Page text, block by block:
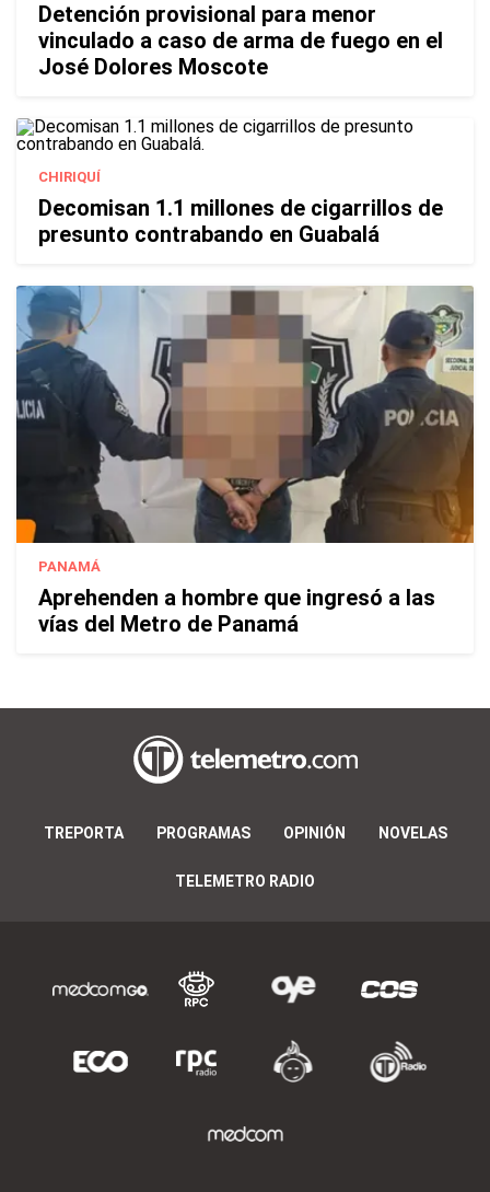
Detención provisional para menor
vinculado a caso de arma de fuego en el
José Dolores Moscote
CHIRIQUÍ
Decomisan 1.1 millones de cigarrillos de
presunto contrabando en Guabalá
PANAMÁ
Aprehenden a hombre que ingresó a las
vías del Metro de Panamá
TREPORTA PROGRAMAS OPINIÓN NOVELAS
TELEMETRO RADIO